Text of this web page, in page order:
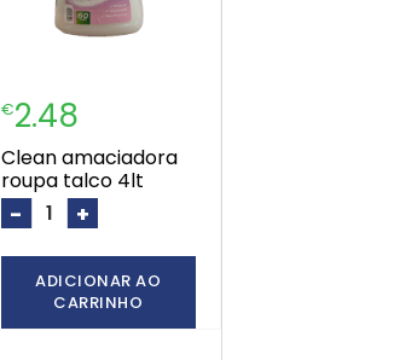
€2.48
clean amaciadora
roupa talco 4lt
- +
ADICIONAR AO
CARRINHO